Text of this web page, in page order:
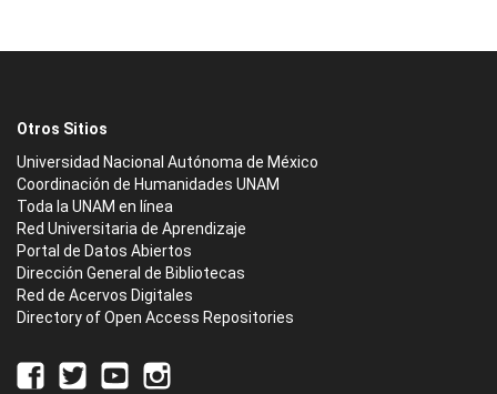
Otros Sitios
Universidad Nacional Autónoma de México
Coordinación de Humanidades UNAM
Toda la UNAM en línea
Red Universitaria de Aprendizaje
Portal de Datos Abiertos
Dirección General de Bibliotecas
Red de Acervos Digitales
Directory of Open Access Repositories